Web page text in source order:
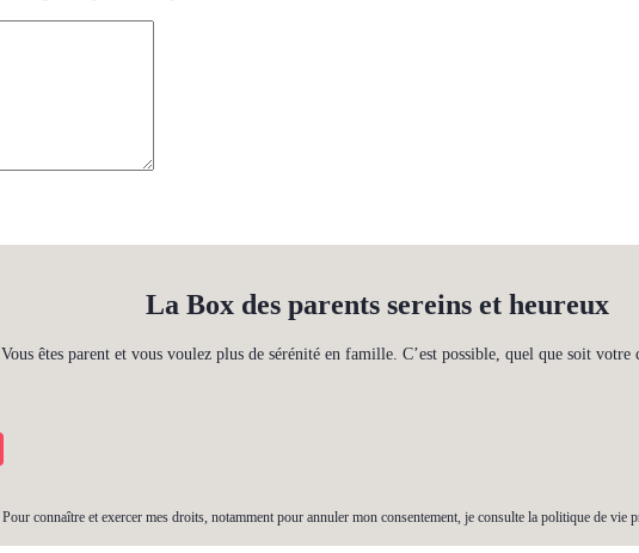
La Box des parents sereins et heureux
Vous êtes parent et vous voulez plus de sérénité en famille. C’est possible, quel que soit
Pour connaître et exercer mes droits, notamment pour annuler mon consentement, je consulte la politique de vie